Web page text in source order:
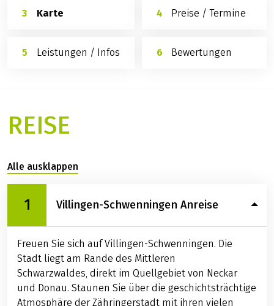
Karte Preise / Termine
Leistungen / Infos Bewertungen
REISE
Alle ausklappen
1 Villingen-Schwenningen Anreise
Freuen Sie sich auf Villingen-Schwenningen. Die
Stadt liegt am Rande des Mittleren
Schwarzwaldes, direkt im Quellgebiet von Neckar
und Donau. Staunen Sie über die geschichtsträchtige
Atmosphäre der Zähringerstadt mit ihren vielen